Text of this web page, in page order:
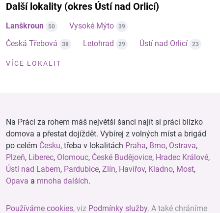
Další lokality (okres Ústí nad Orlicí)
Lanškroun 50 Vysoké Mýto 39
Česká Třebová 38 Letohrad 29 Ústí nad Orlicí 23
VÍCE LOKALIT
Na Práci za rohem máš největší šanci najít si práci blízko
domova a přestat dojíždět. Vybírej z volných míst a brigád
po celém Česku, třeba v lokalitách Praha, Brno, Ostrava,
Plzeň, Liberec, Olomouc, České Budějovice, Hradec Králové,
Ústí nad Labem, Pardubice, Zlín, Havířov, Kladno, Most,
Opava a mnoha dalších.
Používáme cookies, viz Podmínky služby. A také chráníme